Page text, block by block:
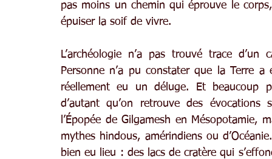
pas moins un chemin qui éprouve le
épuiser la soif de vivre.
L’archéologie n’a pas trouvé trace d’un
Personne n’a pu constater que la Terre
réellement eu un déluge. Et beaucoup
d’autant qu’on retrouve des évocations
l’Épopée de Gilgamesh en Mésopotamie,
mythes hindous, amérindiens ou
bien eu lieu : des lacs de cratère qui